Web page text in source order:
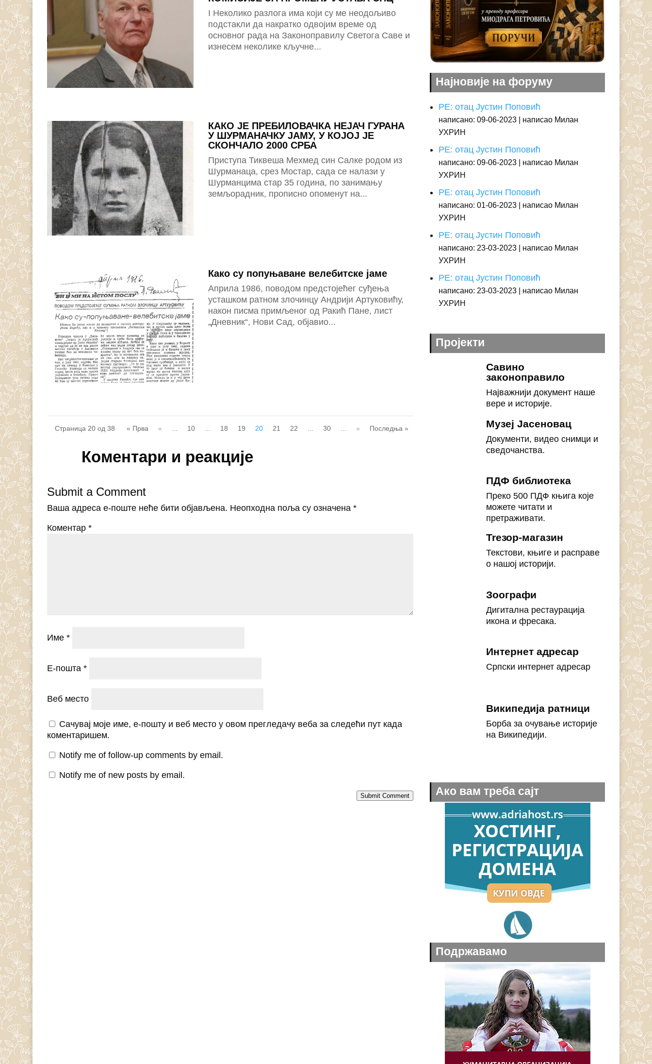
I Неколико разлога има који су ме неодољиво
подстакли да накратко одвојим време од
основног рада на Законоправилу Светога Саве и
изнесем неколике кључне...
КАКО ЈЕ ПРЕБИЛОВАЧКА НЕЈАЧ ГУРАНА
У ШУРМАНАЧКУ ЈАМУ, У КОЈОЈ ЈЕ
СКОНЧАЛО 2000 СРБА
Приступа Тиквеша Мехмед син Салке родом из
Шурманаца, срез Мостар, сада се налази у
Шурманцима стар 35 година, по занимању
земљорадник, прописно опоменут на...
Како су попуњаване велебитске јаме
Априла 1986, поводом предстојећег суђења
усташком ратном злочинцу Андрији Артуковићу,
након писма примљеног од Ракић Пане, лист
„Дневник“, Нови Сад, објавио...
Страница 20 од 38 « Прва « 10 18 19 20 21 22 30 » Последња »
Коментари и реакције
Submit a Comment
Ваша адреса е-поште неће бити објављена. Неопходна поља су означена*
Коментар*
Име*
Е-пошта*
Веб место
Сачувај моје име, е-пошту и веб место у овом прегледачу веба за следећи пут када
коментаришем.
Notify me of follow-up comments by email.
Notify me of new posts by email.
Submit Comment
Најновије на форуму
РЕ: отац Јустин Поповић
написано: 09-06-2023
написао Милан
УХРИН
РЕ: отац Јустин Поповић
написано: 09-06-2023
написао Милан
УХРИН
РЕ: отац Јустин Поповић
написано: 01-06-2023
написао Милан
УХРИН
РЕ: отац Јустин Поповић
написано: 23-03-2023
написао Милан
УХРИН
РЕ: отац Јустин Поповић
написано: 23-03-2023
написао Милан
УХРИН
Пројекти
Савино
законоправило
Најважнији документ наше
вере и историје.
Музеј Јасеновац
Документи, видео снимци и
сведочанства.
ПДФ библиотека
Преко 500 ПДФ књига које
можете читати и
претраживати.
Treзор-магазин
Текстови, књиге и расправе
о нашој историји.
Зоографи
Дигитална рестаурација
икона и фресака.
Интернет адресар
Српски интернет адресар
Википедија ратници
Борба за очување историје
на Википедији.
Ако вам треба сајт
Подржавамо